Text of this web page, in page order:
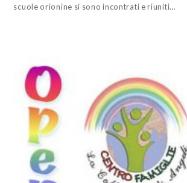
scuole orionine si sono incontrati e riuniti…